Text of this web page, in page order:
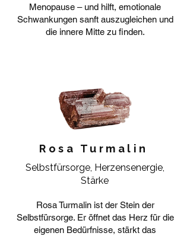
Menopause – und hilft, emotionale
Schwankungen sanft auszugleichen und
die innere Mitte zu finden.
Rosa Turmalin
Selbstfürsorge, Herzensenergie,
Stärke
Rosa Turmalin ist der Stein der
Selbstfürsorge. Er öffnet das Herz für die
eigenen Bedürfnisse, stärkt das